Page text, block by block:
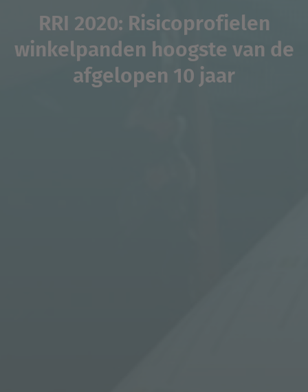
RRI 2020: Risicoprofielen
winkelpanden hoogste van de
afgelopen 10 jaar